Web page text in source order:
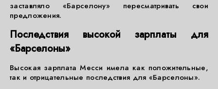
заставляло «Барселону» пересматривать свои
предложения.
Последствия высокой зарплаты для
«Барселоны»
Высокая зарплата Месси имела как положительные,
так и отрицательные последствия для «Барселоны».